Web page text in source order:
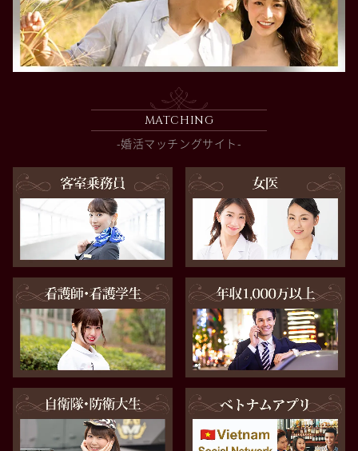
MATCHING
-婚活マッチングサイト-